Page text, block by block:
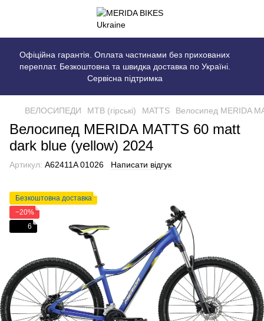
Офіційна гарантія. Оплата частинами без прихованих
переплат. Безкоштовна та швидка доставка по Україні.
Сервісна підтримка
ВЕЛОСИПЕДИ MTB (гірські) MATTS Велосипед MERIDA
Велосипед MERIDA MATTS 60 matt
dark blue (yellow) 2024
Артикул: A62411A 01026 Написати відгук
Безкоштовна доставка
−20%
6